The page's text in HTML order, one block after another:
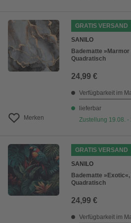
Merken
GRATIS VERSAND
SANILO
Badematte
Quadratisch
24,99 €
Verfügbarkeit im
lieferbar
Zustellung 19.08. -
GRATIS VERSAND
SANILO
Badematte
Quadratisch
24,99 €
Verfügbarkeit im